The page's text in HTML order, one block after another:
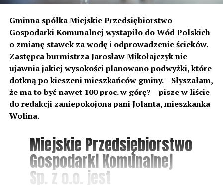
Gminna spółka Miejskie Przedsiębiorstwo
Gospodarki Komunalnej wystapiło do Wód Polskich
o zmianę stawek za wodę i odprowadzenie ścieków.
Zastępca burmistrza Jarosław Mikołajczyk nie
ujawnia jakiej wysokości planowano podwyżki, które
dotkną po kieszeni mieszkańców gminy. – Słyszałam,
że ma to być nawet 100 proc. w górę? – pisze w liście
do redakcji zaniepokojona pani Jolanta, mieszkanka
Wolina.
Miejskie Przedsiębiorstwo
Gospodarki Komunalnej
Sp. z o.o. jest